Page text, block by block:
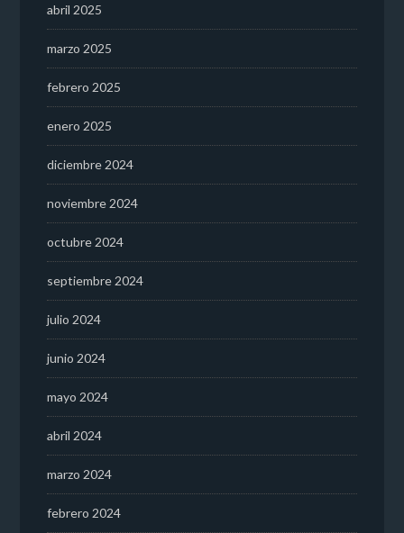
abril 2025
marzo 2025
febrero 2025
enero 2025
diciembre 2024
noviembre 2024
octubre 2024
septiembre 2024
julio 2024
junio 2024
mayo 2024
abril 2024
marzo 2024
febrero 2024